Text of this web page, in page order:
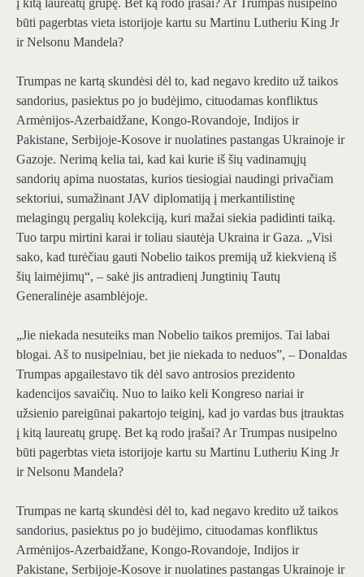
būti pagerbtas vieta istorijoje kartu su Martinu Lutheriu King Jr
ir Nelsonu Mandela?
Trumpas ne kartą skundėsi dėl to, kad negavo kredito už taikos
sandorius, pasiektus po jo budėjimo, cituodamas konfliktus
Armėnijos-Azerbaidžane, Kongo-Rovandoje, Indijos ir
Pakistane, Serbijoje-Kosove ir nuolatines pastangas Ukrainoje ir
Gazoje. Nerimą kelia tai, kad kai kurie iš šių vadinamųjų
sandorių apima nuostatas, kurios tiesiogiai naudingi privačiam
sektoriui, sumažinant JAV diplomatiją į merkantilistinę
melagingų pergalių kolekciją, kuri mažai siekia padidinti taiką.
Tuo tarpu mirtini karai ir toliau siautėja Ukraina ir Gaza. „Visi
sako, kad turėčiau gauti Nobelio taikos premiją už kiekvieną iš
šių laimėjimų“, – sakė jis antradienį Jungtinių Tautų
Generalinėje asamblėjoje.
„Jie niekada nesuteiks man Nobelio taikos premijos. Tai labai
blogai. Aš to nusipelniau, bet jie niekada to neduos”, – Donaldas
Trumpas apgailestavo tik dėl savo antrosios prezidento
kadencijos savaičių. Nuo to laiko keli Kongreso nariai ir
užsienio pareigūnai pakartojo teiginį, kad jo vardas bus įtrauktas
į kitą laureatų grupę. Bet ką rodo įrašai? Ar Trumpas nusipelno
būti pagerbtas vieta istorijoje kartu su Martinu Lutheriu King Jr
ir Nelsonu Mandela?
Trumpas ne kartą skundėsi dėl to, kad negavo kredito už taikos
sandorius, pasiektus po jo budėjimo, cituodamas konfliktus
Armėnijos-Azerbaidžane, Kongo-Rovandoje, Indijos ir
Pakistane, Serbijoje-Kosove ir nuolatines pastangas Ukrainoje ir